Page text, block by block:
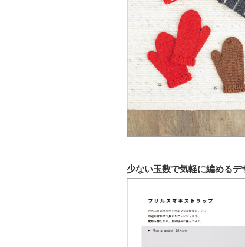
少ない玉数で気軽に編めるデ